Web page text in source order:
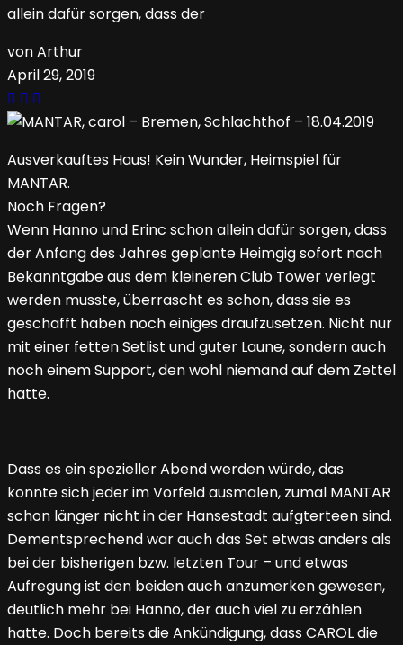
allein dafür sorgen, dass der
von Arthur
April 29, 2019
Ausverkauftes Haus! Kein Wunder, Heimspiel für
MANTAR.
Noch Fragen?
Wenn Hanno und Erinc schon allein dafür sorgen, dass
der Anfang des Jahres geplante Heimgig sofort nach
Bekanntgabe aus dem kleineren Club Tower verlegt
werden musste, überrascht es schon, dass sie es
geschafft haben noch einiges draufzusetzen. Nicht nur
mit einer fetten Setlist und guter Laune, sondern auch
noch einem Support, den wohl niemand auf dem Zettel
hatte.
Dass es ein spezieller Abend werden würde, das
konnte sich jeder im Vorfeld ausmalen, zumal MANTAR
schon länger nicht in der Hansestadt aufgterteen sind.
Dementsprechend war auch das Set etwas anders als
bei der bisherigen bzw. letzten Tour – und etwas
Aufregung ist den beiden auch anzumerken gewesen,
deutlich mehr bei Hanno, der auch viel zu erzählen
hatte. Doch bereits die Ankündigung, dass CAROL die